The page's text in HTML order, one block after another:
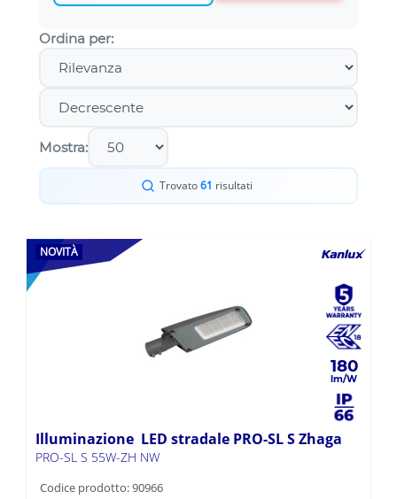
Ordina per:
Mostra:
Trovato61 risultati
NOVITÀ
180
Illuminazione LED stradale PRO-SL S Zhaga
PRO-SL S 55W-ZH NW
Codice prodotto: 90966